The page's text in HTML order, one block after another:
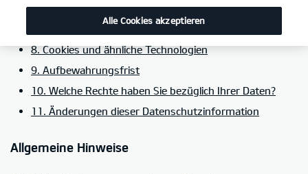
7. Einbindung von Diensten und Inhalten weiterer
8. Cookies und ähnliche Technologien
9. Aufbewahrungsfrist
10. Welche Rechte haben Sie bezüglich Ihrer Daten?
11. Änderungen dieser Datenschutzinformation
Allgemeine Hinweise
Alle Cookies akzeptieren